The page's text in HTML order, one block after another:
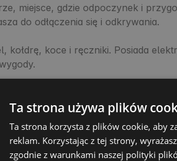
miejsce, gdzie odpoczynek i
do odłączenia się i odkrywania.
kołdrę, koce i ręczniki. Posiada
Toaleta
Ta strona używa plików
Ta strona korzysta z plików cookie, aby
reklam. Korzystając z tej strony,
zgodnie z warunkami naszej polityki